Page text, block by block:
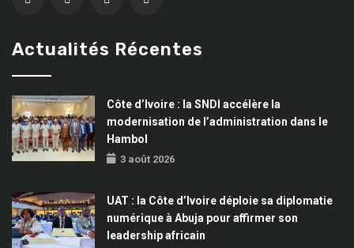
Actualités Récentes
Côte d’Ivoire : la SNDI accélère la
modernisation de l’administration dans le
Hambol
3 août 2026
UAT : la Côte d’Ivoire déploie sa diplomatie
numérique à Abuja pour affirmer son
leadership africain